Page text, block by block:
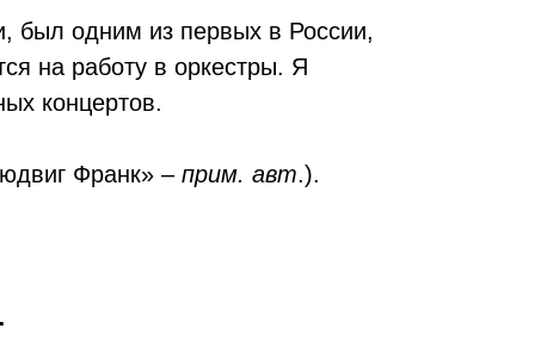
был одним из первых в России,
на работу в оркестры. Я
концертов.
Франк» – прим. авт.).